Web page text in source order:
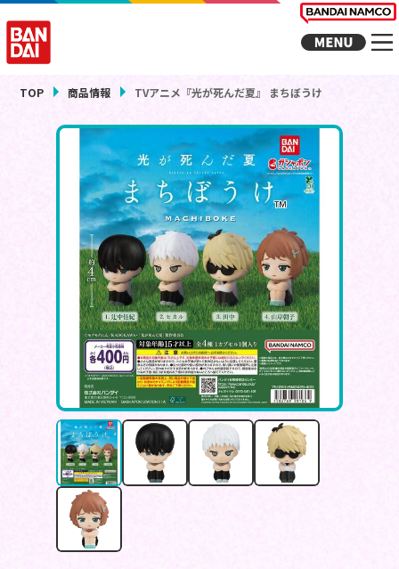
TOP 商品情報 TVアニメ『光が死んだ夏』 まちぼうけ